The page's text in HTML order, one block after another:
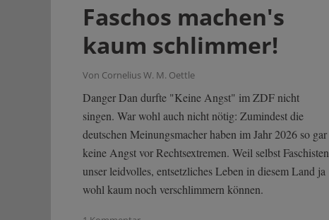
Faschos machen's
kaum schlimmer!
Von Cornelius W. M. Oettle
Danger Dan durfte "Keine Angst" im ZDF nicht
singen. War wohl auch nicht nötig: Zumindest die
deutschen Meinungsmacher haben im Jahr 2026 so gar
keine Angst vor Rechtsextremen. Weil selbst Faschisten
unser leidvolles, entsetzliches Leben in diesem Land ja
wohl kaum noch verschlimmern können.